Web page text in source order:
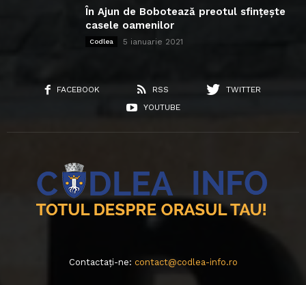
În Ajun de Bobotează preotul sfințește
casele oamenilor
Codlea 5 ianuarie 2021
FACEBOOK RSS
TWITTER
YOUTUBE
Contactați-ne: contact@codlea-info.ro